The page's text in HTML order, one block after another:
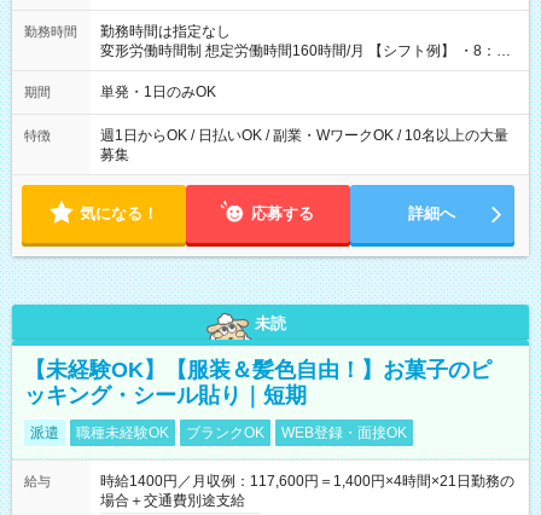
勤務時間
勤務時間は指定なし
変形労働時間制 想定労働時間160時間/月 【シフト例】 ・8：00
～21：00
期間 単発・1日のみOK
特徴
週1日からOK / 日払いOK / 副業・WワークOK / 10名以上の大量
募集
気になる！ 応募する 詳細へ
未読
【未経験OK】【服装＆髪色自由！】お菓子のピ
ッキング・シール貼り｜短期
派遣 職種未経験OK ブランクOK WEB登録・面接OK
給与
時給1400円／月収例：117,600円＝1,400円×4時間×21日勤務の
場合＋交通費別途支給